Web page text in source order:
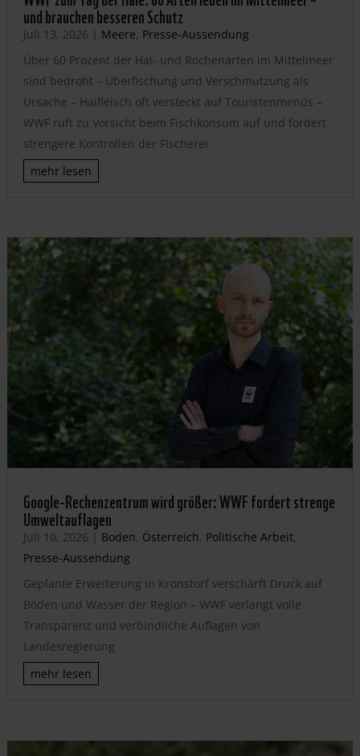
und brauchen besseren Schutz
Juli 13, 2026 | Meere, Presse-Aussendung
Über 60 Prozent der Hai- und Rochenarten im Mittelmeer
sind bedroht – Überfischung und Verschmutzung als
Ursache – Haifleisch oft versteckt auf Touristenmenüs –
WWF ruft zu Vorsicht beim Fischkonsum auf und fordert
strengere Kontrollen der Fischerei
mehr lesen
Google-Rechenzentrum wird größer: WWF fordert strenge
Umweltauflagen
Juli 10, 2026 | Boden, Österreich, Politische Arbeit,
Presse-Aussendung
Geplante Erweiterung in Kronstorf verschärft Druck auf
Böden und Wasser der Region – WWF verlangt volle
Transparenz und verbindliche Auflagen von
Landesregierung
mehr lesen